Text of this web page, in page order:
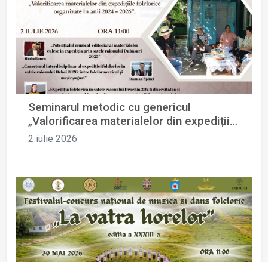
Seminarul metodic cu genericul
„Valorificarea materialelor din expedițiile
folclorice organizate în anii 2024 - 2026”
2 iulie 2026